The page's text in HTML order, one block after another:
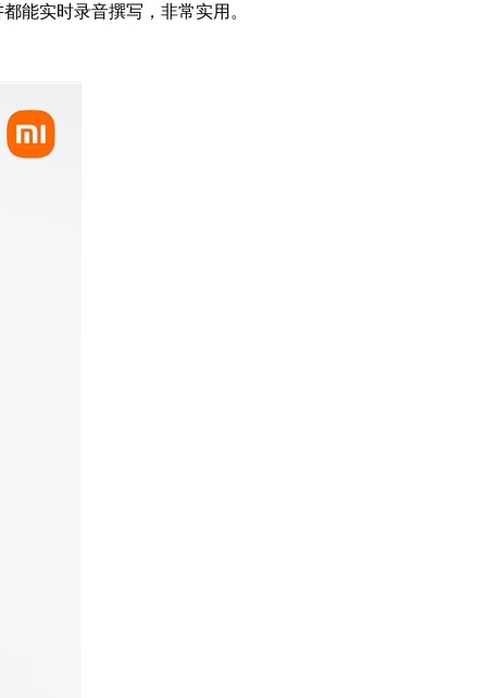
能实时录音撰写，非常实用。